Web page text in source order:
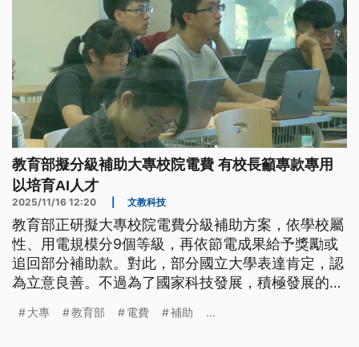
教育部擬分級補助大專校院電費 有校長籲專款專用
以培育AI人才
2025/11/16 12:20 文教科技
教育部正研擬大專校院電費分級補助方案，依學校屬
性、用電規模分9個等級，再依節電成果給予獎勵或
追回部分補助款。對此，部分國立大學表達肯定，認
為立意良善。不過為了國家科技發展，積極發展的AI
專用，以利培育AI、半導體專業人才。
大專 教育部 電費 補助 ...